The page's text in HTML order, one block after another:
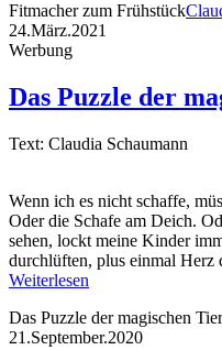
Fitmacher zum Frühstück
24.März.2021
Werbung
Das Puzzle der
Text: Claudia Schaumann
Wenn ich es nicht schaffe,
Oder die Schafe am Deich.
sehen, lockt meine Kinder
durchlüften, plus einmal
Weiterlesen
Das Puzzle der magischen
21.September.2020